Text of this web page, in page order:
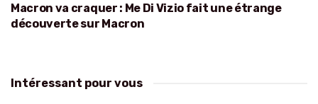
Macron va craquer : Me Di Vizio fait une étrange
découverte sur Macron
Intéressant pour vous